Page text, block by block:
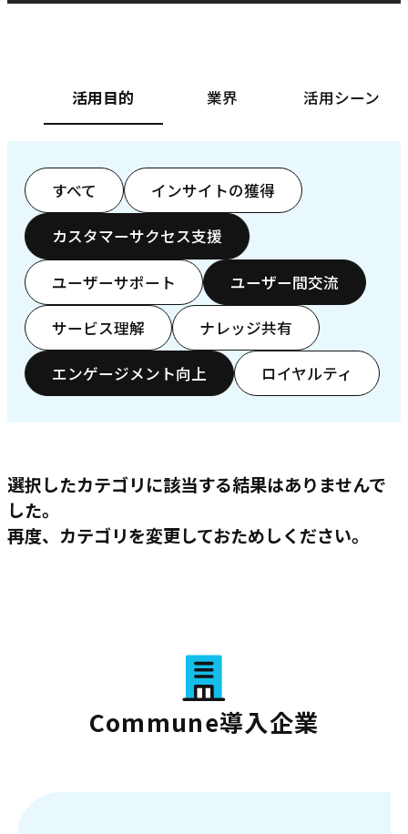
活用目的 業界 活用シーン
すべて インサイトの獲得
カスタマーサクセス支援
ユーザーサポート ユーザー間交流
サービス理解 ナレッジ共有
エンゲージメント向上 ロイヤルティ
選択したカテゴリに該当する結果はありませんで
した。
再度、カテゴリを変更しておためしください。
Commune導入企業